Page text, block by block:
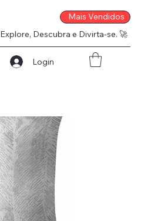
Explore, Descubra e Divirta-se. 🚀
Mais Vendidos
Login